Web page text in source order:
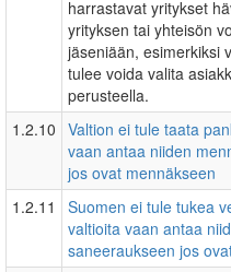
harrastavat yritykset
yrityksen tai yhteisön
jäseniään, esimerkiksi
tulee voida valita
perusteella.
1.2.10 Valtion ei tule taata
vaan antaa niiden
jos ovat mennäkseen
1.2.11
Suomen ei tule tukea
valtioita vaan antaa
saneeraukseen jos